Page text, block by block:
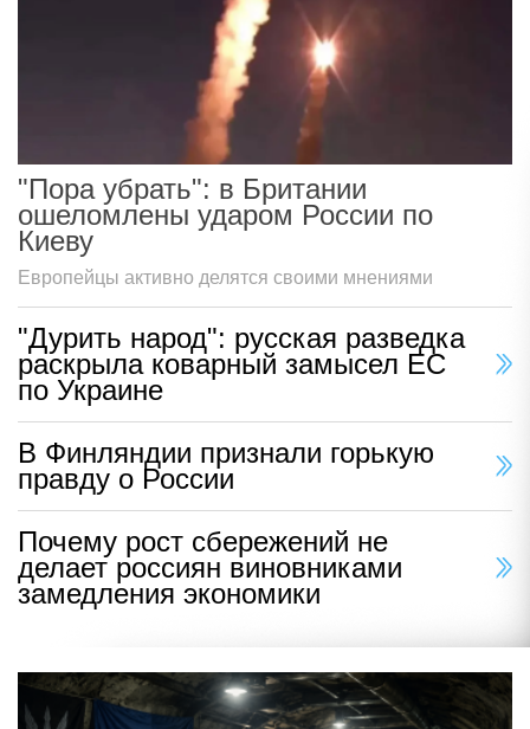
"Пора убрать": в Британии
ошеломлены ударом России по
Киеву
Европейцы активно делятся своими мнениями
"Дурить народ": русская разведка
раскрыла коварный замысел ЕС
по Украине
В Финляндии признали горькую
правду о России
Почему рост сбережений не
делает россиян виновниками
замедления экономики